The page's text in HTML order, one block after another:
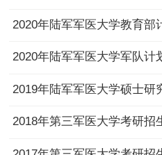
2019年陆军军医大学硕士研
2018年第三军医大学考研招